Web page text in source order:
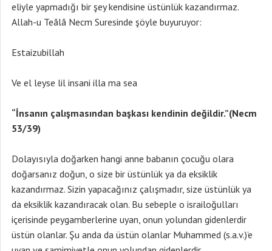
eliyle yapmadığı bir şey kendisine üstünlük kazandırmaz.
Allah-u Teâlâ Necm Suresinde şöyle buyuruyor:
Estaizubillah
Ve el leyse lil insani illa ma sea
“İnsanın çalışmasından başkası kendinin değildir.”(Necm
53/39)
Dolayısıyla doğarken hangi anne babanın çocuğu olara
doğarsanız doğun, o size bir üstünlük ya da eksiklik
kazandırmaz. Sizin yapacağınız çalışmadır, size üstünlük ya
da eksiklik kazandıracak olan. Bu sebeple o israiloğulları
içerisinde peygamberlerine uyan, onun yolundan gidenlerdir
üstün olanlar. Şu anda da üstün olanlar Muhammed (s.a.v.)’e